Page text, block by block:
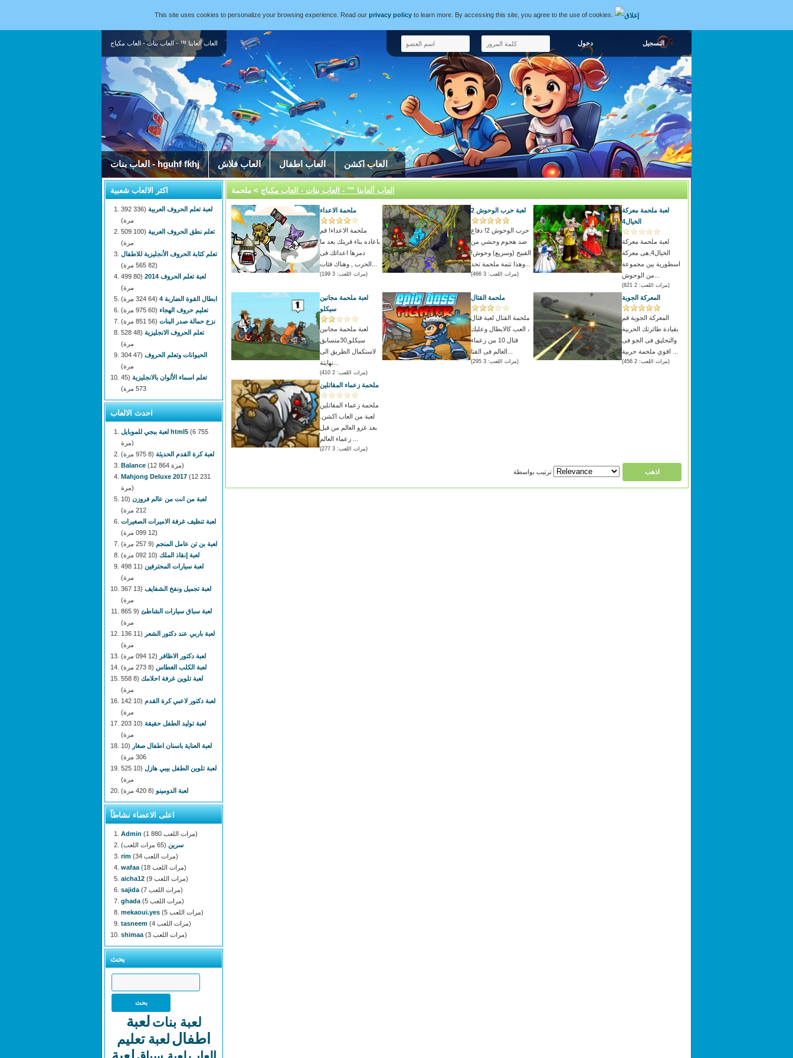
This site uses cookies to personalize your browsing experience. Read our privacy policyto learn more. By accessing this site, you agree to the use of cookies.
العاب ألعابنا ™ - العاب بنات - العاب مكياج التسجيل
العاب بنات - hguhf fkhj العاب فلاش العاب اطفال العاب اكشن
العاب ألعابنا ™ - العاب بنات - العاب مكياج > ملحمة
ملحمة الاعداء
ملحمة الاعداء! قم
باعاده بناء قريتك بعد ما
دمرها اعدائك فى
(مرات اللعب: 3 199)
لعبة حرب الوحوش 2
حرب الوحوش 2! دفاع
ضد هجوم وحشي من
القبيح (وسريع) وحوش!
(مرات اللعب: 3 466)
لعبة ملحمة معركة
الخيال4
لعبة ملحمة معركة
الخيال4,هى معركة
اسطورية بين مجموعة
(مرات اللعب: 2 821)
لعبة ملحمة مجانين
سيكلو
لعبة ملحمة مجانين
سيكلو,30متسابق
لاستكمال الطريق الى
(مرات اللعب: 2 410)
ملحمة القتال
ملحمة القتال لعبة قتال
، العب كالابطال وعليك
قتال 10 من زعماء
(مرات اللعب: 3 295)
المعركة الجوية
المعركة الجوية قم
بقيادة طائرتك الحربية
والتحليق فى الجو فى
(مرات اللعب: 2 456)
ملحمة زعماء المقاتلين
ملحمة زعماء المقاتلين
لعبة من العاب اكشن.
بعد غزو العالم من قبل
(مرات اللعب: 3 277)
اكثر الالعاب شعبية
لعبة تعلم الحروف العربية
(336 392
مرة)
تعلم نطق الحروف العربية
(100 509
مرة)
تعلم كتابة الحروف الأنجليزية للاطفال
(82 565 مرة)
لعبة تعلم الحروف 2014
(80 499
مرة)
ابطال القوة الضاربة 4
(64 324 مرة)
تعليم حروف الهجاء (60 975 مرة)
نزع حمالة صدر البنات (56 851 مرة)
تعلم الحروف الانجليزية
(48 528
مرة)
الحيوانات وتعلم الحروف
(47 304
مرة)
تعلم اسماء الألوان بالانجليزية (45
573 مرة)
احدث الالعاب
لعبة ببجي للموبايل html5 (6 755
مرة)
لعبة كرة القدم الحديثة (8 975 مرة)
Balance
(12 864 مرة)
Mahjong Deluxe 2017 (12 231
مرة)
لعبة من انت من عالم فروزن (10
212 مرة)
لعبة تنظيف غرفة الاميرات الصغيرات
(12 099 مرة)
لعبة بن تن عامل المنجم (9 257 مرة)
لعبة إنقاذ الملك (10 092 مرة)
لعبة سيارات المحترفين
(11 498
مرة)
لعبة تجميل ونفخ الشفايف
(13 367
مرة)
لعبة سباق سيارات الشاطئ
(9 865
مرة)
لعبة باربي عند دكتور الشعر
(11 136
مرة)
لعبة دكتور الاظافر (12 094 مرة)
لعبة الكلب الغطاس (8 273 مرة)
لعبة تلوين غرفة احلامك
(8 558
مرة)
لعبة دكتور لاعبي كرة القدم
(10 142
مرة)
لعبة توليد الطفل حقيقة
(10 203
مرة)
لعبة العناية باسنان اطفال صغار
(10
306 مرة)
لعبة تلوين الطفل بيبي هازل
(10 525
مرة)
لعبة الدومينو (8 420 مرة)
اعلى الاعضاء نشاطاً
Admin
(1 880 مرات اللعب)
سرين (65 مرات اللعب)
rim
(34 مرات اللعب)
wafaa
(18 مرات اللعب)
aicha12
(9 مرات اللعب)
sajida
(7 مرات اللعب)
ghada
(5 مرات اللعب)
mekaoui.yes
(5 مرات اللعب)
tasneem
(4 مرات اللعب)
shimaa
(3 مرات اللعب)
بحث
لعبة بنات لعبة
اطفاللعبة تعليم